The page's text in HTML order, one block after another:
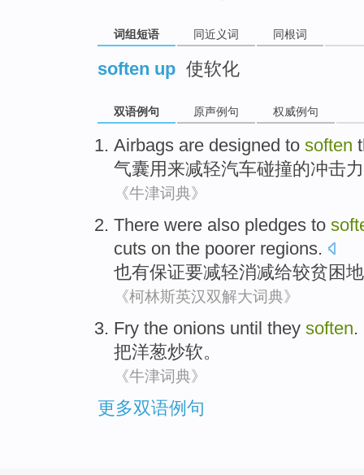
词组短语 同近义词 同根词
soften up 使软化
双语例句 原声例句 权威例句
Airbags are designed to soften
气囊用来减轻汽车碰撞的冲击力
《牛津词典》
There were also pledges to
cuts on the poorer regions.
也有保证要减轻消减给较贫困
《柯林斯英汉双解大词典》
Fry the onions until they soften.
把洋葱炒软。
《牛津词典》
更多双语例句